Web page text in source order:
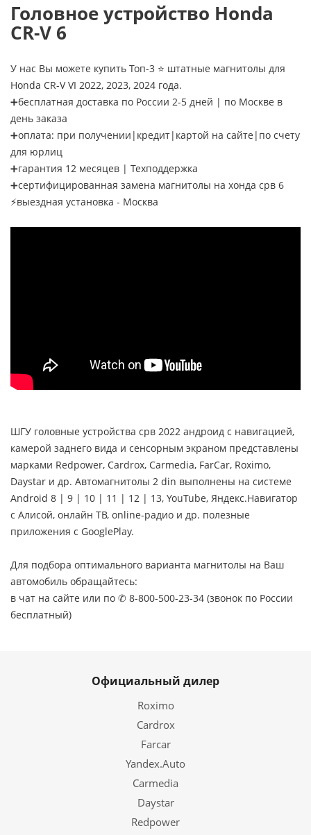
Головное устройство Honda
CR-V 6
У нас Вы можете купить Топ-3 ⭐ штатные магнитолы для
Honda CR-V VI 2022, 2023, 2024 года.
➕бесплатная доставка по России 2-5 дней | по Москве в
день заказа
➕оплата: при получении|кредит|картой на сайте|по счету
для юрлиц
➕гарантия 12 месяцев | Техподдержка
➕сертифицированная замена магнитолы на хонда срв 6
⚡выездная установка - Москва
ШГУ головные устройства срв 2022 андроид с навигацией,
камерой заднего вида и сенсорным экраном представлены
марками Redpower, Cardrox, Carmedia, FarCar, Roximo,
Daystar и др. Автомагнитолы 2 din выполнены на системе
Android 8 | 9 | 10 | 11 | 12 | 13, YouTube, Яндекс.Навигатор
с Алисой, онлайн ТВ, online-радио и др. полезные
приложения с GooglePlay.
Для подбора оптимального варианта магнитолы на Ваш
автомобиль обращайтесь:
в чат на сайте или по ✆ 8-800-500-23-34 (звонок по России
бесплатный)
Официальный дилер
Roximo
Cardrox
Farcar
Yandex.Auto
Carmedia
Daystar
Redpower